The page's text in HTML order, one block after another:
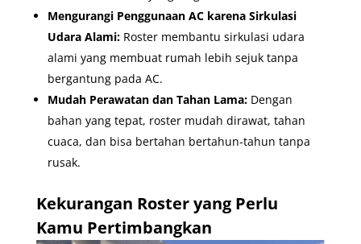
Mengurangi Penggunaan AC karena Sirkulasi
Udara Alami:Roster membantu sirkulasi udara
alami yang membuat rumah lebih sejuk tanpa
bergantung pada AC.
Mudah Perawatan dan Tahan Lama:Dengan
bahan yang tepat, roster mudah dirawat, tahan
cuaca, dan bisa bertahan bertahun-tahun tanpa
rusak.
Kekurangan Roster yang Perlu
Kamu Pertimbangkan